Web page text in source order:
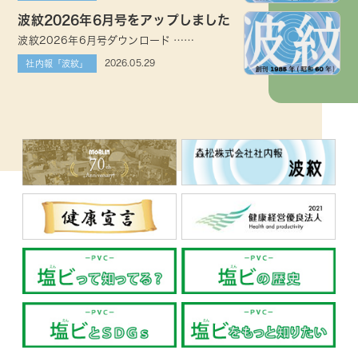
波紋2026年6月号をアップしました
波紋2026年6月号ダウンロード ……
社内報「波紋」 2026.05.29